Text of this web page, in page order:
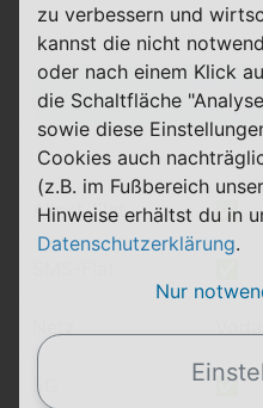
0,00 €
einmalig
Allnet-Flat ✅
5G ✅
zu verbessern und
kannst die nicht
oder nach einem Klick
die Schaltfläche
sowie diese
Cookies auch
(z.B. im Fußbereich
Hinweise erhältst du in
Datenschutzerklärung.
Nur